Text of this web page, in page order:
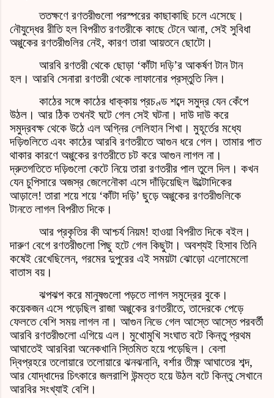
ততক্ষণে রণতরীগুলো পরস্পরের কাছাকাছি চলে এসেছে।
নৌযুদ্ধের রীতি হল বিপরীত রণতরীকে কাছে টেনে আনা, সেই সুবিধা
অগ্গুকের রণতরীগুলির নেই, কারণ তারা আয়তনে ছোটো।
আরবি রণতরী থেকে ছোড়া ‘কাঁটা দড়ি’র আকর্ষণ টান টান
হল। আরবি সেনারা রণতরী থেকে লাফানোর প্রস্তুতি নিল।
কাঠের সঙ্গে কাঠের ধাক্কায় প্রচণ্ড শব্দে সমুদ্র যেন কেঁপে
উঠল। আর ঠিক তখনই ঘটে গেল সেই ঘটনা। দাউ দাউ করে
সমুদ্রবক্ষ থেকে উঠে এল অগ্নির লেলিহান শিখা। মুহূর্তের মধ্যে
দড়িগুলিতে এবং কাঠের আরবি রণতরীতে আগুন ধরে গেল। তামার পাত
থাকার কারণে অগ্গুকের রণতরীতে চট করে আগুন লাগল না।
দ্রুতগতিতে দড়িগুলো কেটে নিয়ে তারা রণতরীর পাল তুলে দিল। কখন
যেন চুপিসারে অজস্র জেলেনৌকা এসে দাঁড়িয়েছিল উল্টোদিকের
আড়ালে! তারা শয়ে শয়ে ‘কাঁটা দড়ি’ ছুড়ে অগ্গুকের রণতরীগুলিকে
টানতে লাগল বিপরীত দিকে।
আর প্রকৃতির কী আশ্চর্য নিয়ম! হাওয়া বিপরীত দিকে বইল।
দারুণ বেগে রণতরীগুলো পিছু হটে গেল কিছুটা। অবশ্যই হিসাব তিনি
কষেই রেখেছিলেন, গরমের দুপুরের এই সময়টা ঝোড়ো এলোমেলো
বাতাস বয়।
ঝপঝপ করে মানুষগুলো পড়তে লাগল সমুদ্রের বুকে।
কয়েকজন এসে পড়েছিল রাজা অগ্গুকের রণতরীতে, তাদেরকে পেড়ে
ফেলতে বেশি সময় লাগল না। আগুন নিভে গেল আস্তে আস্তে পরবর্তী
আরবি রণতরীগুলো এগিয়ে এল। মুখোমুখি সংঘাত বটে কিন্তু প্রথম
আঘাতেই আরবিরা অনেকখানি স্তিমিত হয়ে পড়েছিল। বেলা
দ্বিপ্রহরে তলোয়ারে তলোয়ারে ঝনঝনানি, বর্শার তীক্ষ্ণ আঘাতের শব্দ,
আর যোদ্ধাদের চিৎকারে জলরাশি উন্মত্ত হয়ে উঠল বটে কিন্তু সেখানে
আরবির সংখ্যাই বেশি।